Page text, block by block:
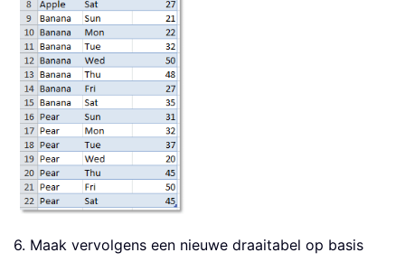
6. Maak vervolgens een nieuwe draaitabel op basis